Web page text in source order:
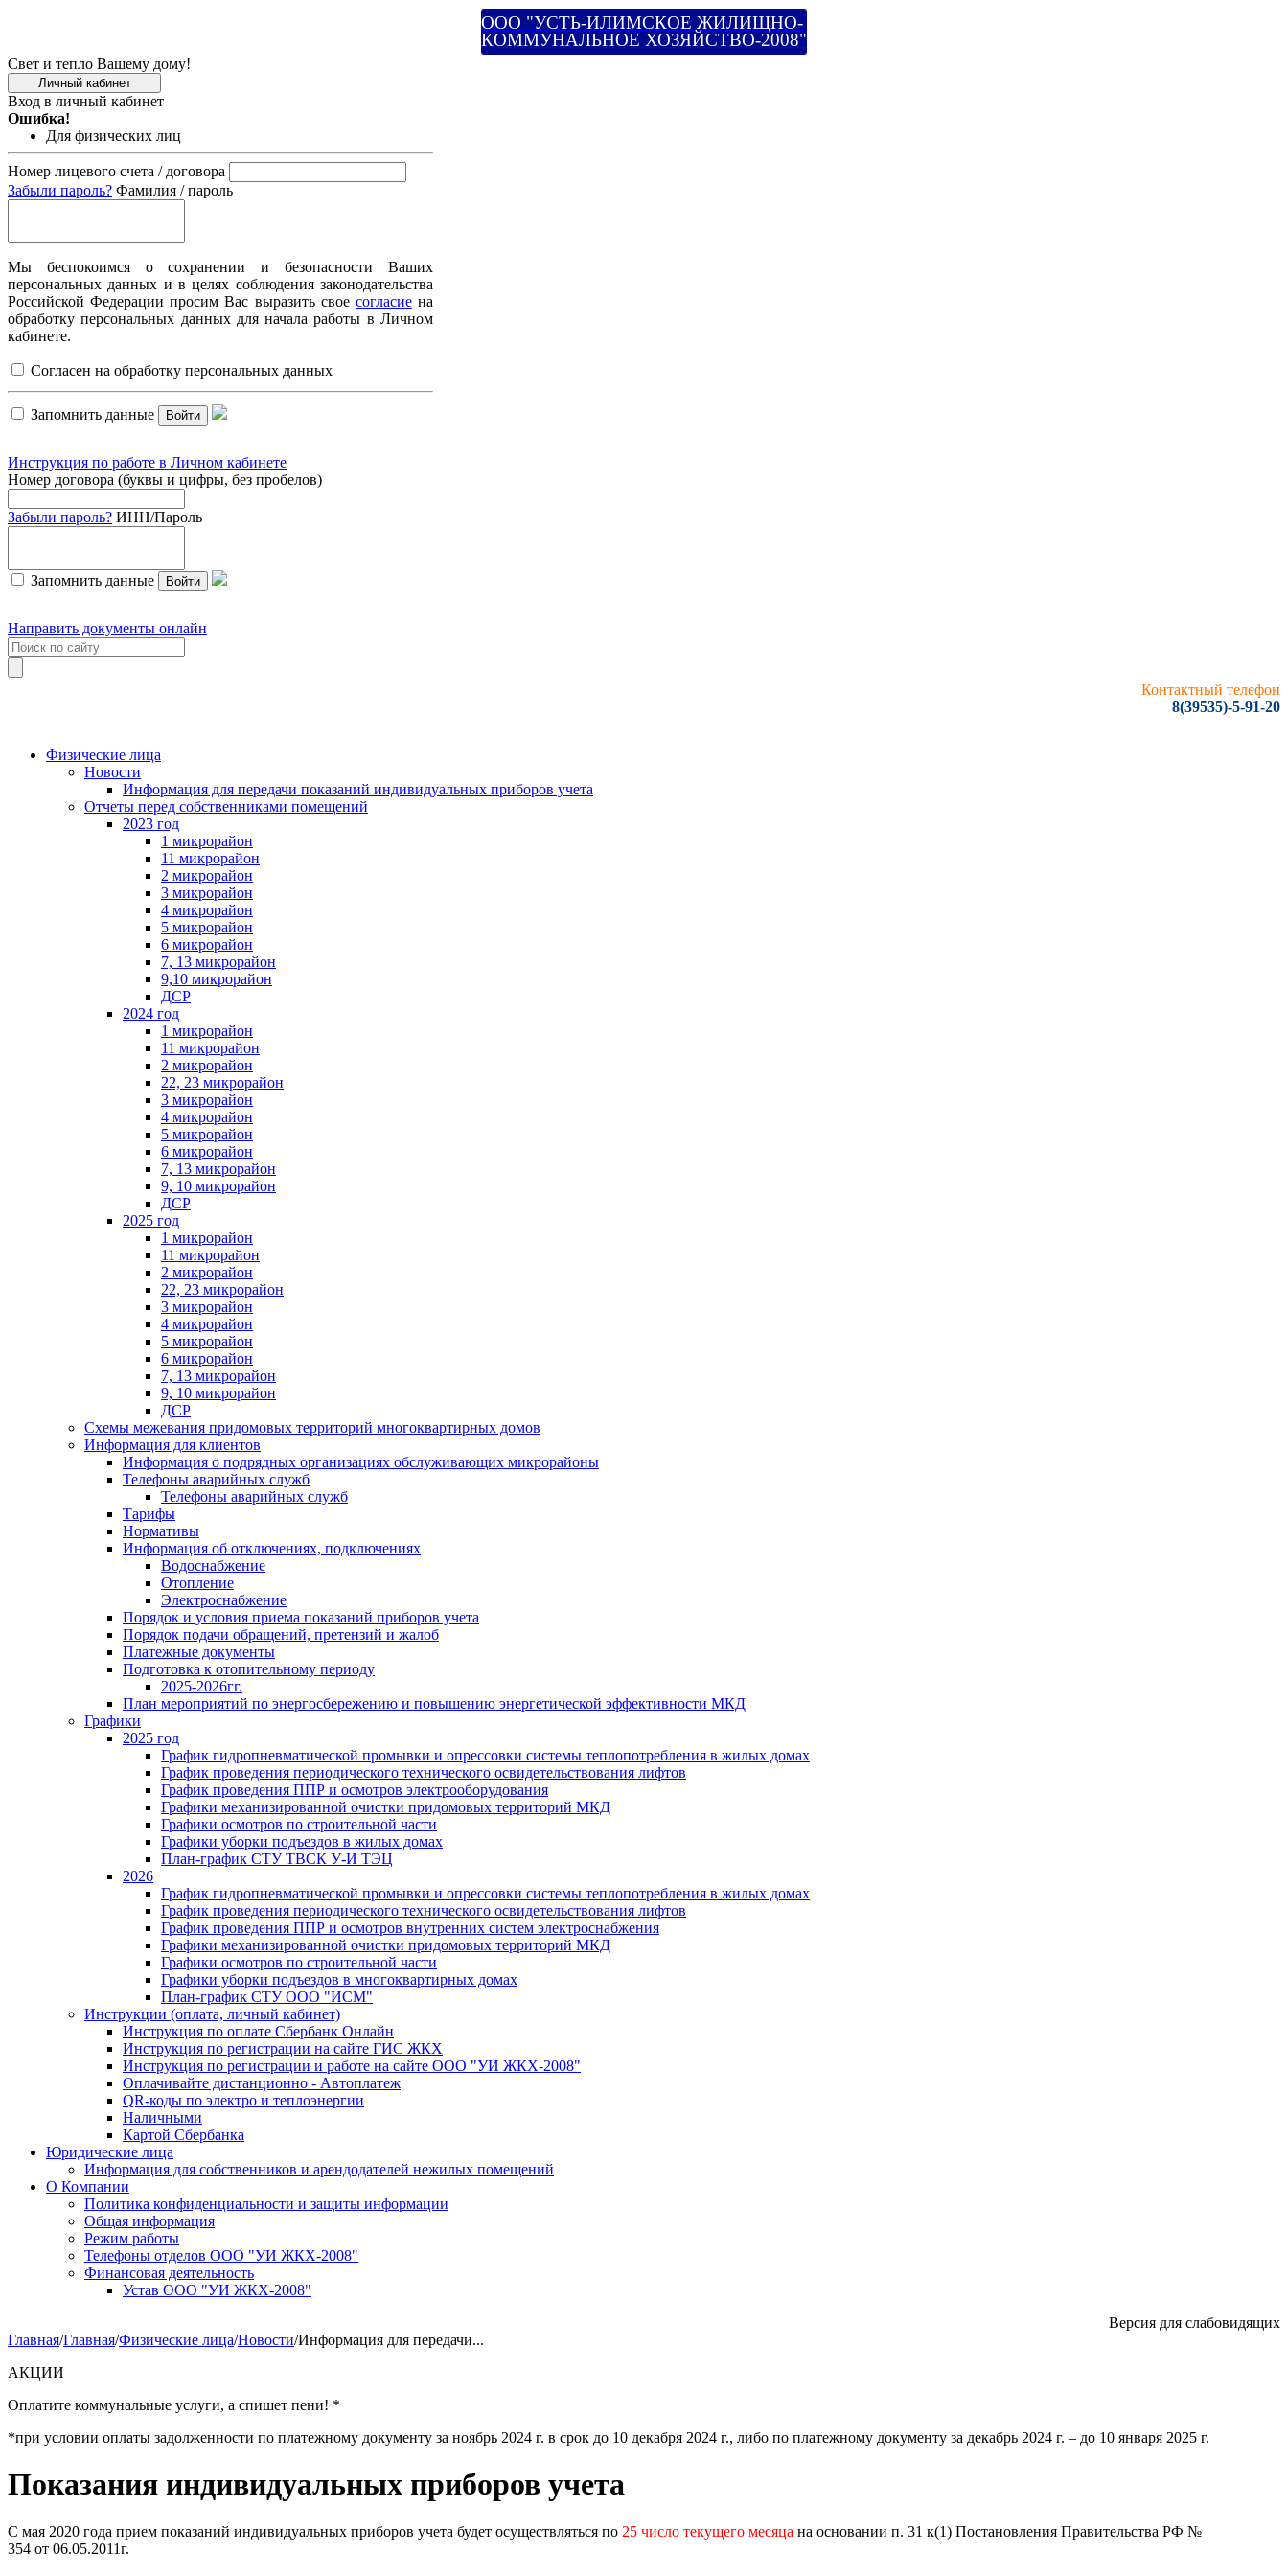
ООО "УСТЬ-ИЛИМСКОЕ ЖИЛИЩНО-
КОММУНАЛЬНОЕ ХОЗЯЙСТВО-2008"
Свет и тепло Вашему дому!
Личный кабинет
Вход в личный кабинет
Ошибка!
Для физических лиц
Номер лицевого счета / договора
Забыли пароль? Фамилия / пароль
Мы беспокоимся о сохранении и безопасности Ваших
персональных данных и в целях соблюдения законодательства
Российской Федерации просим Вас выразить свое согласиена
обработку персональных данных для начала работы в Личном
кабинете.
Согласен на обработку персональных данных
Запомнить данные Войти
Инструкция по работе в Личном кабинете
Номер договора (буквы и цифры, без пробелов)
Забыли пароль? ИНН/Пароль
Запомнить данные Войти
Направить документы онлайн
Контактный телефон
8(39535)-5-91-20
Физические лица
Новости
Информация для передачи показаний индивидуальных приборов учета
Отчеты перед собственниками помещений
2023 год
1 микрорайон
11 микрорайон
2 микрорайон
3 микрорайон
4 микрорайон
5 микрорайон
6 микрорайон
7, 13 микрорайон
9,10 микрорайон
ДСР
2024 год
1 микрорайон
11 микрорайон
2 микрорайон
22, 23 микрорайон
3 микрорайон
4 микрорайон
5 микрорайон
6 микрорайон
7, 13 микрорайон
9, 10 микрорайон
ДСР
2025 год
1 микрорайон
11 микрорайон
2 микрорайон
22, 23 микрорайон
3 микрорайон
4 микрорайон
5 микрорайон
6 микрорайон
7, 13 микрорайон
9, 10 микрорайон
ДСР
Схемы межевания придомовых территорий многоквартирных домов
Информация для клиентов
Информация о подрядных организациях обслуживающих микрорайоны
Телефоны аварийных служб
Телефоны аварийных служб
Тарифы
Нормативы
Информация об отключениях, подключениях
Водоснабжение
Отопление
Электроснабжение
Порядок и условия приема показаний приборов учета
Порядок подачи обращений, претензий и жалоб
Платежные документы
Подготовка к отопительному периоду
2025-2026гг.
План мероприятий по энергосбережению и повышению энергетической эффективности МКД
Графики
2025 год
График гидропневматической промывки и опрессовки системы теплопотребления в жилых домах
График проведения периодического технического освидетельствования лифтов
График проведения ППР и осмотров электрооборудования
Графики механизированной очистки придомовых территорий МКД
Графики осмотров по строительной части
Графики уборки подъездов в жилых домах
План-график СТУ ТВСК У-И ТЭЦ
2026
График гидропневматической промывки и опрессовки системы теплопотребления в жилых домах
График проведения периодического технического освидетельствования лифтов
График проведения ППР и осмотров внутренних систем электроснабжения
Графики механизированной очистки придомовых территорий МКД
Графики осмотров по строительной части
Графики уборки подъездов в многоквартирных домах
План-график СТУ ООО "ИСМ"
Инструкции (оплата, личный кабинет)
Инструкция по оплате Сбербанк Онлайн
Инструкция по регистрации на сайте ГИС ЖКХ
Инструкция по регистрации и работе на сайте ООО "УИ ЖКХ-2008"
Оплачивайте дистанционно - Автоплатеж
QR-коды по электро и теплоэнергии
Наличными
Картой Сбербанка
Юридические лица
Информация для собственников и арендодателей нежилых помещений
О Компании
Политика конфиденциальности и защиты информации
Общая информация
Режим работы
Телефоны отделов ООО "УИ ЖКХ-2008"
Финансовая деятельность
Устав ООО "УИ ЖКХ-2008"
Версия для слабовидящих
Главная/Главная/Физические лица/Новости/Информация для передачи...
АКЦИИ
Оплатите коммунальные услуги, а спишет пени! *
*при условии оплаты задолженности по платежному документу за ноябрь 2024 г. в срок до 10 декабря 2024 г., либо по платежному документу за декабрь 2024 г. – до 10 января 2025 г.
Показания индивидуальных приборов учета
С мая 2020 года прием показаний индивидуальных приборов учета будет осуществляться по 25 число текущего месяца на основании п. 31 к(1) Постановления Правительства РФ №
354 от 06.05.2011г.